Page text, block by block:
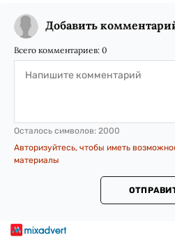
Добавить
Всего комментариев: 0
Осталось символов: 2000
Авторизуйтесь, чтобы иметь
материалы